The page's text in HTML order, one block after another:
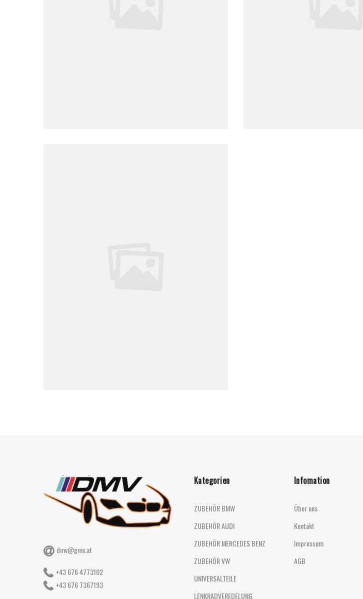
dmv@gmx.at
+43 676 4773102
+43 676 7367193
Kategorien
ZUBEHÖR BMW
ZUBEHÖR AUDI
ZUBEHÖR MERCEDES BENZ
ZUBEHÖR VW
UNIVERSALTEILE
LENKRADVEREDELUNG
Infomation
Über uns
Kontakt
Impressum
AGB